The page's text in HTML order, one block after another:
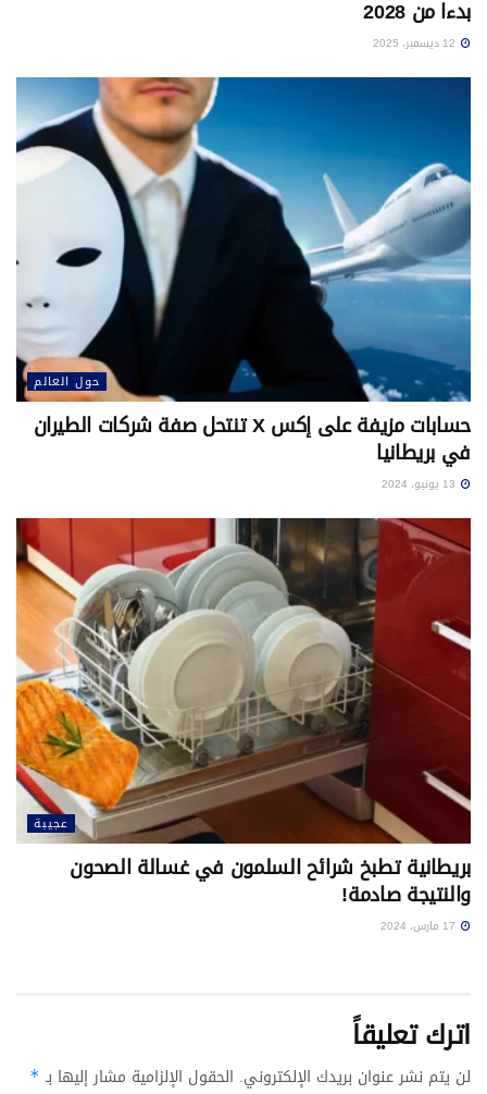
بدءا من 2028
حول العالم
حسابات مزيفة على إكس X تنتحل صفة شركات الطيران
في بريطانيا
عجيبة
بريطانية تطبخ شرائح السلمون في غسالة الصحون
والنتيجة صادمة!
اترك تعليقاً
لن يتم نشر عنوان بريدك الإلكتروني. الحقول الإلزامية مشار إليها بـ *